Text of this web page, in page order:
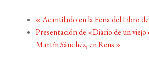
«Acantilado en la Feria del Libro
Presentación de «Diario de un viejo
Martín Sánchez, en Reus »